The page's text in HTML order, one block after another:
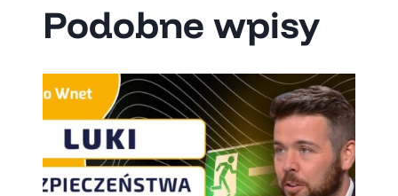
Podobne wpisy